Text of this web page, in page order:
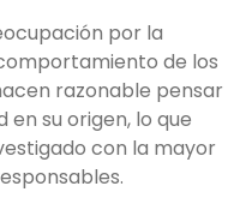
por la
de los
razonable pensar
su origen, lo que
con la mayor